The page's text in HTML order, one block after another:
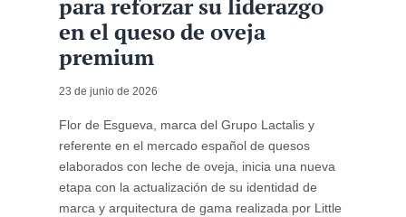
para reforzar su liderazgo
en el queso de oveja
premium
23 de junio de 2026
Flor de Esgueva, marca del Grupo Lactalis y
referente en el mercado español de quesos
elaborados con leche de oveja, inicia una nueva
etapa con la actualización de su identidad de
marca y arquitectura de gama realizada por Little